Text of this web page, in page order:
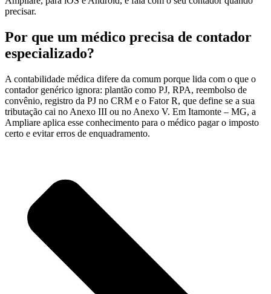
precisar.
Por que um médico precisa de contador
especializado?
A contabilidade médica difere da comum porque lida com o que o
contador genérico ignora: plantão como PJ, RPA, reembolso de
convênio, registro da PJ no CRM e o Fator R, que define se a sua
tributação cai no Anexo III ou no Anexo V. Em Itamonte – MG, a
Ampliare aplica esse conhecimento para o médico pagar o imposto
certo e evitar erros de enquadramento.